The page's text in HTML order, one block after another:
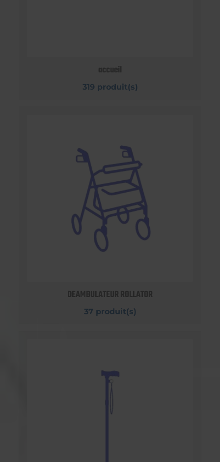
accueil
319 produit(s)
DEAMBULATEUR ROLLATOR
37 produit(s)